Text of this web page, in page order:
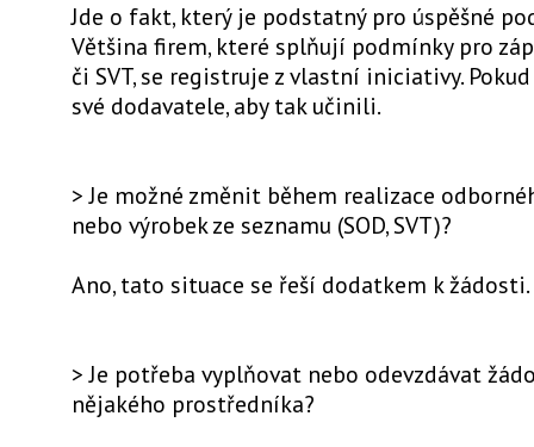
Jde o fakt, který je podstatný pro úspěšné
Většina firem, které splňují podmínky pro
či SVT, se registruje z vlastní iniciativy.
své dodavatele, aby tak učinili.
> Je možné změnit během realizace
nebo výrobek ze seznamu (SOD, SVT)?
Ano, tato situace se řeší dodatkem k žádosti.
> Je potřeba vyplňovat nebo odevzdávat
nějakého prostředníka?